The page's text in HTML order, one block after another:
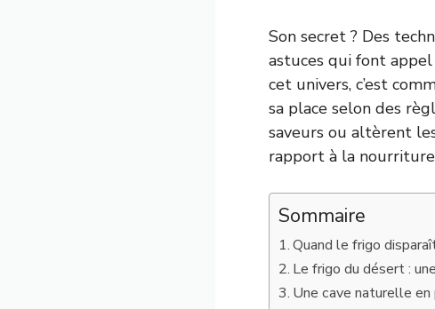
Son secret ? Des
astuces qui font
cet univers, c’est
sa place selon des
saveurs ou altèrent
rapport à la
Sommaire
Quand le frigo
Le frigo du désert :
Une cave naturelle